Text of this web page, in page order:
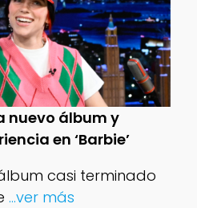
nuevo álbum y
en ‘Barbie’
álbum casi terminado
...ver más